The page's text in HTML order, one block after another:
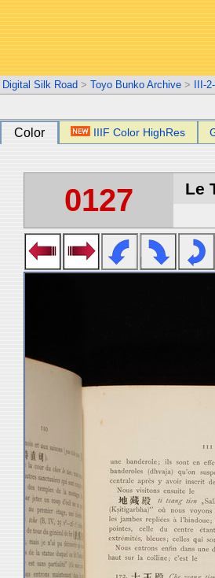
Digital Silk Road > Toyo Bunko Archive > III-
Color IIIF Color HighRes
0127 Le